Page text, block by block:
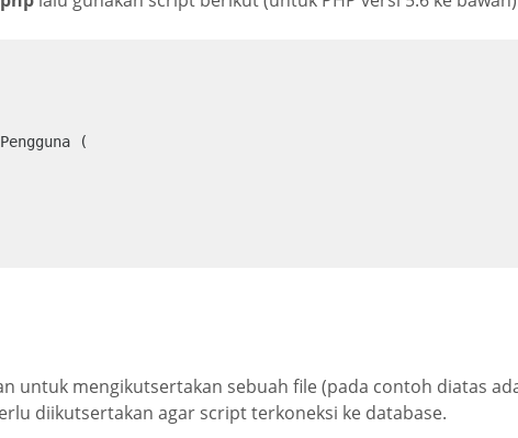
(
untuk mengikutsertakan sebuah file (pada contoh diatas
diikutsertakan agar script terkoneksi ke database.